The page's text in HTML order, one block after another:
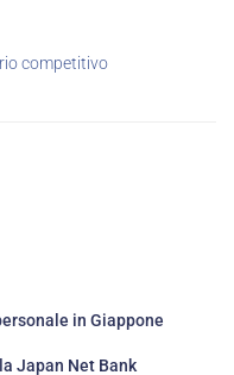
competitivo
in Giappone
Japan Net Bank